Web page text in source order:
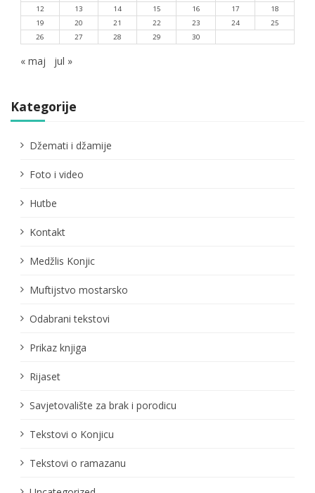
12
13 14 15 16 17
18
19
20 21 22 23 24
25
26
27 28 29 30
« maj jul »
Kategorije
Džemati i džamije
Foto i video
Hutbe
Kontakt
Medžlis Konjic
Muftijstvo mostarsko
Odabrani tekstovi
Prikaz knjiga
Rijaset
Savjetovalište za brak i porodicu
Tekstovi o Konjicu
Tekstovi o ramazanu